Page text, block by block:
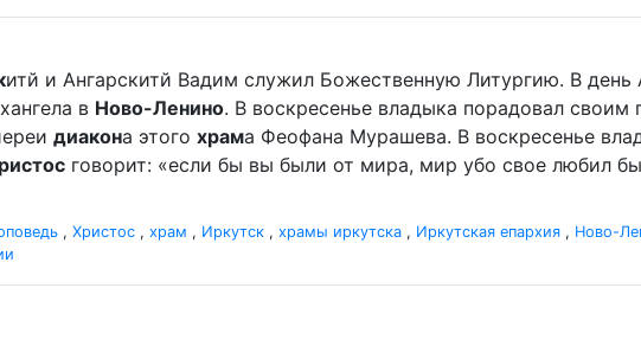
итй и Ангарскитй Вадим служил Божественную Литургию. В день
в Ново-Ленино. В воскресенье владыка порадовал своим
диакона этого храма Феофана Мурашева. В воскресенье
говорит: «если бы вы были от мира, мир убо свое любил
, Христос , храм , Иркутск , храмы иркутска , Иркутская епархия , Ново-